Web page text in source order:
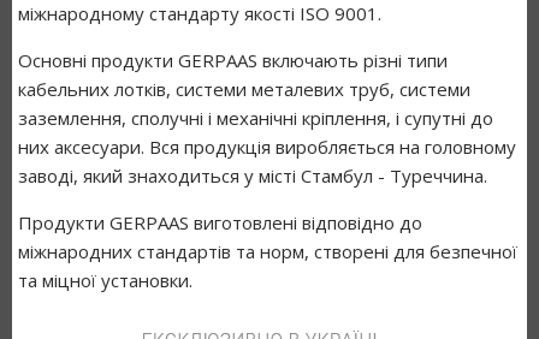
міжнародному стандарту якості ISO 9001.
Основні продукти GERPAAS включають різні типи
кабельних лотків, системи металевих труб, системи
заземлення, сполучні і механічні кріплення, і супутні до
них аксесуари. Вся продукція виробляється на головному
заводі, який знаходиться у місті Стамбул - Туреччина.
Продукти GERPAAS виготовлені відповідно до
міжнародних стандартів та норм, створені для безпечної
та міцної установки.